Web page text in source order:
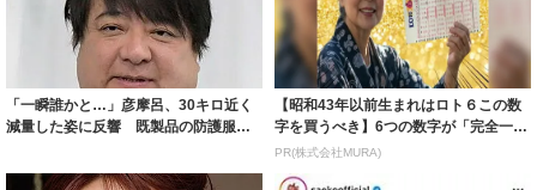
「一瞬誰かと…」彦摩呂、30キロ近く
減量した姿に反響 既製品の防護服が
【昭和43年以前生まれはロト６この数
字を買うべき】6つの数字が「完全一
致」する方...
PR(株式会社MURA)